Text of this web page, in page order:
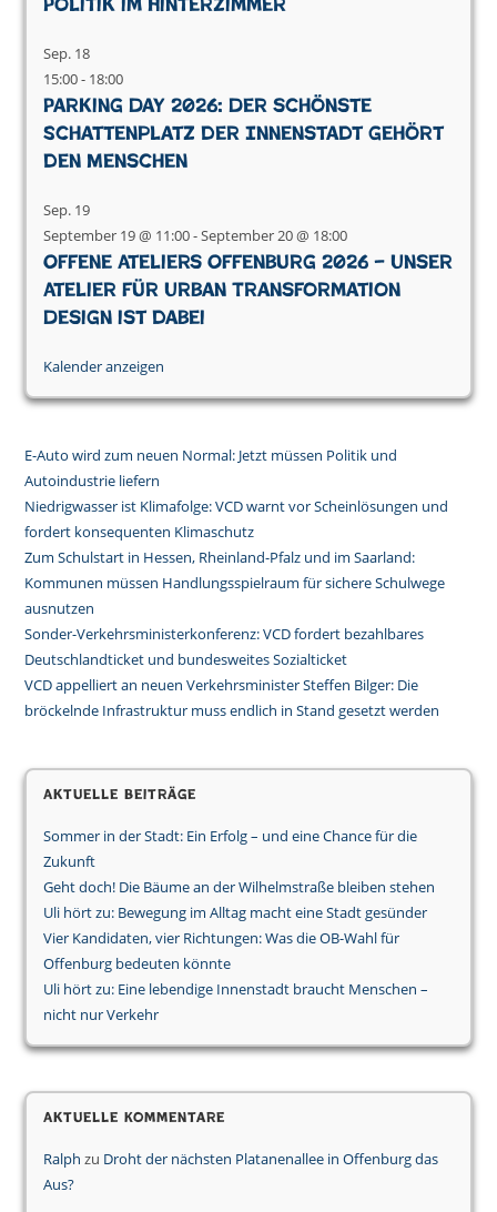
Sep. 18
15:00- 18:00
Parking Day 2026: Der schönste
Schattenplatz der Innenstadt gehört
den Menschen
Sep. 19
September 19 @ 11:00-September 20 @ 18:00
Offene Ateliers Offenburg 2026 – Unser
Atelier für Urban Transformation
Design ist dabei
Kalender anzeigen
E-Auto wird zum neuen Normal: Jetzt müssen Politik und
Autoindustrie liefern
Niedrigwasser ist Klimafolge: VCD warnt vor Scheinlösungen und
fordert konsequenten Klimaschutz
Zum Schulstart in Hessen, Rheinland-Pfalz und im Saarland:
Kommunen müssen Handlungsspielraum für sichere Schulwege
ausnutzen
Sonder-Verkehrsministerkonferenz: VCD fordert bezahlbares
Deutschlandticket und bundesweites Sozialticket
VCD appelliert an neuen Verkehrsminister Steffen Bilger: Die
bröckelnde Infrastruktur muss endlich in Stand gesetzt werden
Aktuelle Beiträge
Sommer in der Stadt: Ein Erfolg – und eine Chance für die
Zukunft
Geht doch! Die Bäume an der Wilhelmstraße bleiben stehen
Uli hört zu: Bewegung im Alltag macht eine Stadt gesünder
Vier Kandidaten, vier Richtungen: Was die OB-Wahl für
Offenburg bedeuten könnte
Uli hört zu: Eine lebendige Innenstadt braucht Menschen –
nicht nur Verkehr
Aktuelle Kommentare
Ralph zu Droht der nächsten Platanenallee in Offenburg das
Aus?